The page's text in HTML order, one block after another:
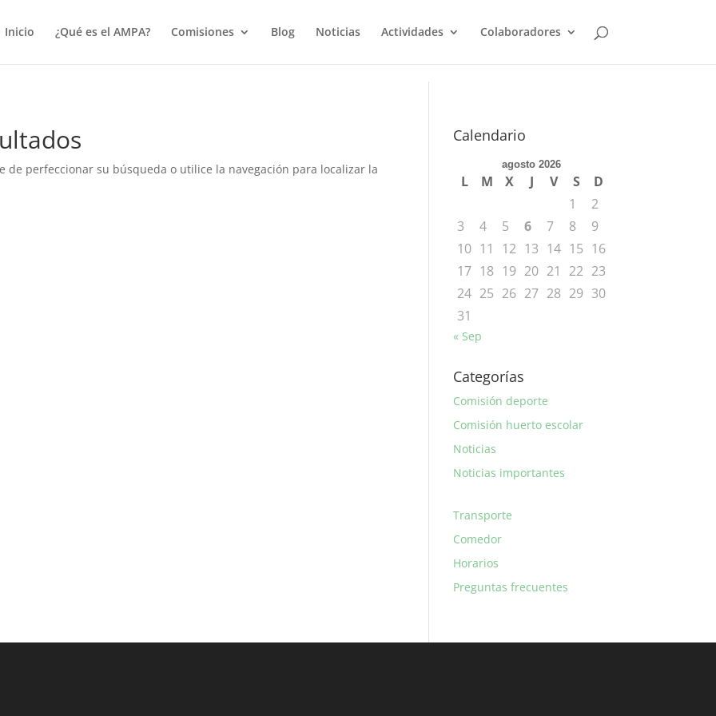
Inicio
¿Qué es el AMPA? Comisiones Blog Noticias Actividades Colaboradores
de perfeccionar su búsqueda o utilice la navegación para localizar la
Calendario
agosto 2026
L M X J V S
D
1
2
3
4 5 6 7 8
9
10 11 12 13 14 15 16
17 18 19 20 21 22 23
24 25 26 27 28 29 30
31
« Sep
Categorías
Comisión deporte
Comisión huerto escolar
Noticias
Noticias importantes
Transporte
Comedor
Horarios
Preguntas frecuentes